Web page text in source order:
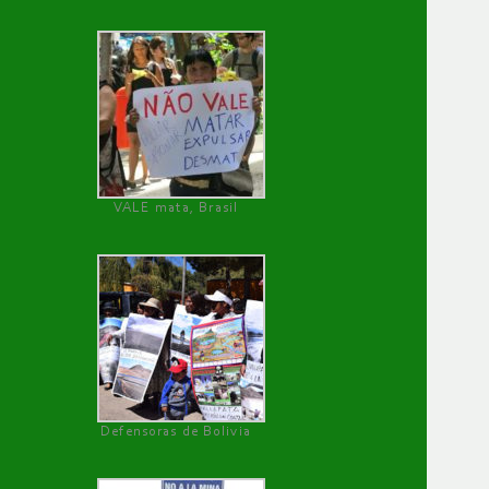
VALE mata, Brasil
Defensoras de Bolivia